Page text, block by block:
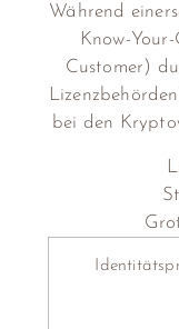
Während
Know-
Customer)
bei den